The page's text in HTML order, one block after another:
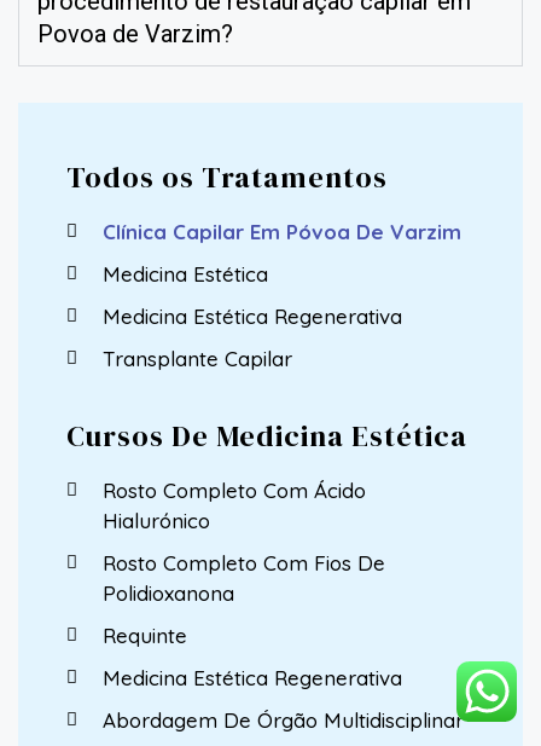
Povoa de Varzim?
Todos os Tratamentos
Clínica Capilar Em Póvoa De Varzim
Medicina Estética
Medicina Estética Regenerativa
Transplante Capilar
Cursos De Medicina Estética
Rosto Completo Com Ácido
Hialurónico
Rosto Completo Com Fios De
Polidioxanona
Requinte
Medicina Estética Regenerativa
Abordagem De Órgão Multidisciplinar